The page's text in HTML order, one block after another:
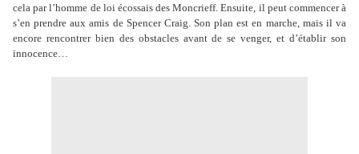
cela par l’homme de loi écossais des Moncrieff. Ensuite, il peut commencer à
s’en prendre aux amis de Spencer Craig. Son plan est en marche, mais il va
encore rencontrer bien des obstacles avant de se venger, et d’établir son
innocence…